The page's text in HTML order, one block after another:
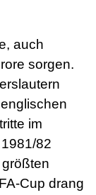
auch
sorgen.
im
82
Cup drang